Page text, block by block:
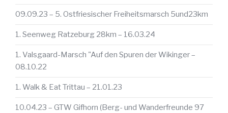
09.09.23 – 5. Ostfriesischer Freiheitsmarsch 5und23km
1. Seenweg Ratzeburg 28km – 16.03.24
1. Valsgaard-Marsch "Auf den Spuren der Wikinger –
08.10.22
1. Walk & Eat Trittau – 21.01.23
10.04.23 – GTW Gifhorn (Berg- und Wanderfreunde 97